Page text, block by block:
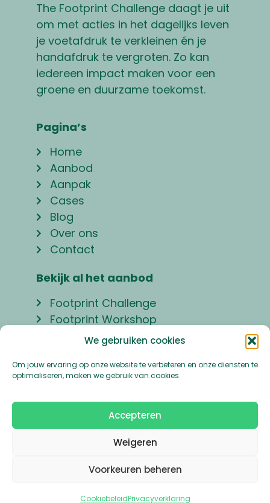
We gebruiken cookies
Om jouw ervaring op onze website te verbeteren en onze diensten te
optimaliseren, maken we gebruik van cookies.
Accepteren
Weigeren
Voorkeuren beheren
CookiebeleidPrivacyverklaring
The Footprint Challenge daagt je uit
om met acties in het dagelijks leven
je voetafdruk te verkleinen én je
handafdruk te vergroten. Zo kan
iedereen impact maken voor een
groene en duurzame toekomst.
Pagina’s
Home
Aanbod
Aanpak
Cases
Blog
Over ons
Contact
Bekijk al het aanbod
Footprint Challenge
Footprint Workshop
Handprint Workshop
Nederlands
Privacy verklaring
Copyright 2023 ©
The Footprint Challenge